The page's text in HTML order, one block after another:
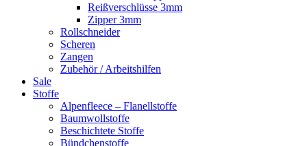
Reißverschlüsse 3mm
Zipper 3mm
Rollschneider
Scheren
Zangen
Zubehör / Arbeitshilfen
Sale
Stoffe
Alpenfleece – Flanellstoffe
Baumwollstoffe
Beschichtete Stoffe
Bündchenstoffe